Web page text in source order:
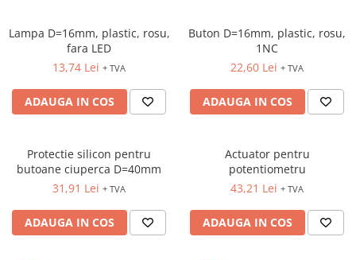
Lampa D=16mm, plastic, rosu,
fara LED
13,74 Lei + TVA
ADAUGA IN COS
Buton D=16mm, plastic, rosu,
1NC
22,60 Lei + TVA
ADAUGA IN COS
Protectie silicon pentru
butoane ciuperca D=40mm
31,91 Lei + TVA
ADAUGA IN COS
Actuator pentru
potentiometru
43,21 Lei + TVA
ADAUGA IN COS